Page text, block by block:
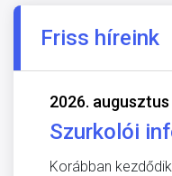
Friss híreink
2026. augusztus
Szurkolói
Korábban